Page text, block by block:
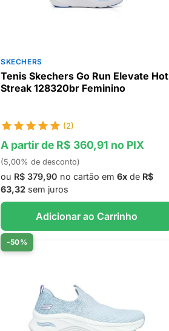
SKECHERS
Tenis Skechers Go Run Elevate Hot
Streak 128320br Feminino
(2)
A partir de R$ 360,91 no PIX
(5,00% de desconto)
ou R$ 379,90 no cartão em 6xde R$
63,32sem juros
Adicionar ao Carrinho
-50%